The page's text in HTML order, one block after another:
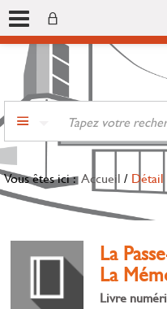
Vous êtes ici : Accueil / Détail
La
La
Livre